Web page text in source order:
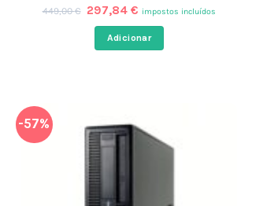
449,00€
O
original
era:
297,84€ O
preço
atual
é:
impostos incluídos
Adicionar
-57%